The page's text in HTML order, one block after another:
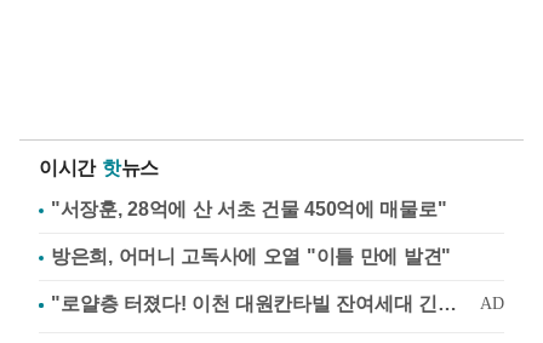
이시간 핫뉴스
"서장훈, 28억에 산 서초 건물 450억에 매물로"
방은희, 어머니 고독사에 오열 "이틀 만에 발견"